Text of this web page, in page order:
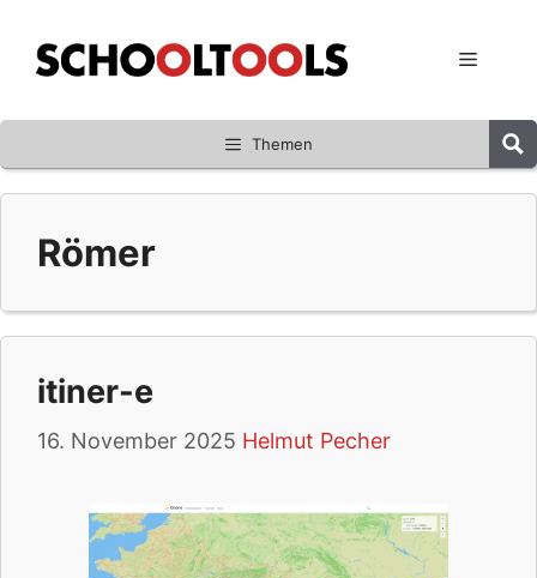
Inhalt
springen
Menü
Themen
Römer
itiner-e
16. November 2025 Helmut Pecher